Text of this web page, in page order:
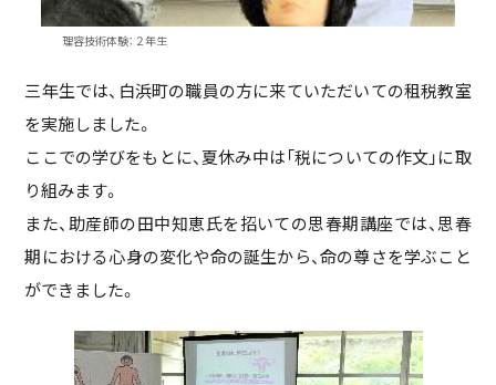
理容技術体験：２年生
三年生では、白浜町の職員の方に来ていただいての租税教室
を実施しました。
ここでの学びをもとに、夏休み中は「税についての作文」に取
り組みます。
また、助産師の田中知恵氏を招いての思春期講座では、思春
期における心身の変化や命の誕生から、命の尊さを学ぶこと
ができました。